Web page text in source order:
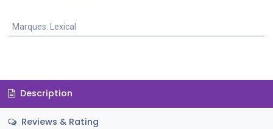
Marques: Lexical
Description
Reviews & Rating